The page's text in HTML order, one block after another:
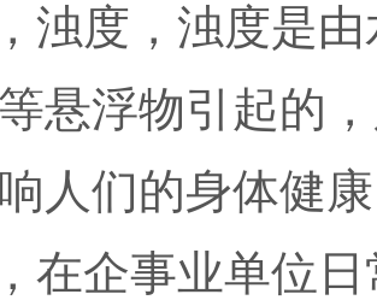
浊度，浊度是
悬浮物引起的
人们的身体健
在企事业单位